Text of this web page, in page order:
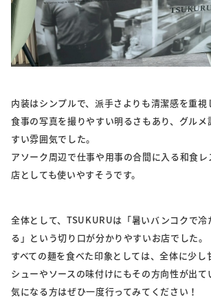
内装はシンプルで、派手さよりも清潔感を重視
食事の写真を撮りやすい明るさもあり、グルメ
すい雰囲気でした。
アソーク周辺で仕事や用事の合間に入る和食
店としても使いやすそうです。
全体として、TSUKURUは「暑いバンコクで冷
る」という切り口が分かりやすいお店でした。
すべての麺を食べた印象としては、全体に少し
シューやソースの味付けにもその方向性が出て
気になる方はぜひ一度行ってみてください！